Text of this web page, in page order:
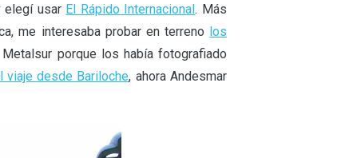
elegí usar El Rápido Internacional. Más
me interesaba probar en terreno los
porque los había fotografiado
viaje desde Bariloche, ahora Andesmar